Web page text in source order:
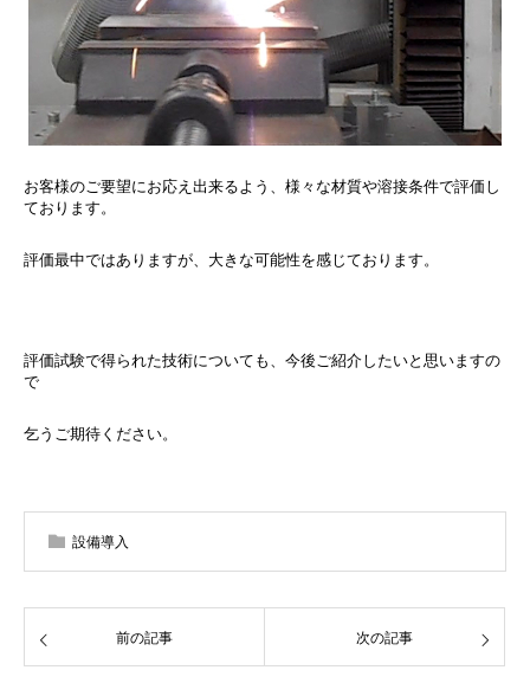
お客様のご要望にお応え出来るよう、様々な材質や溶接条件で評価し
ております。
評価最中ではありますが、大きな可能性を感じております。
評価試験で得られた技術についても、今後ご紹介したいと思いますの
で
乞うご期待ください。
設備導入
前の記事 次の記事